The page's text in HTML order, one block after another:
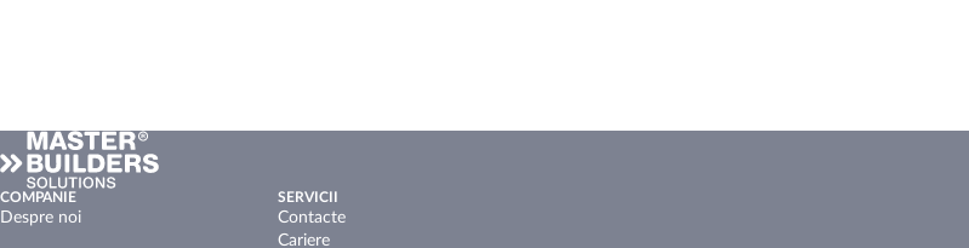
COMPANIE
Despre noi
SERVICII
Contacte
Cariere